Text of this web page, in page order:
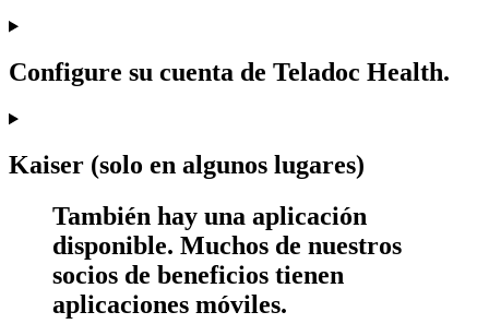
Configure su cuenta de Teladoc Health.
Kaiser (solo en algunos lugares)
También hay una aplicación
disponible. Muchos de nuestros
socios de beneficios tienen
aplicaciones móviles.